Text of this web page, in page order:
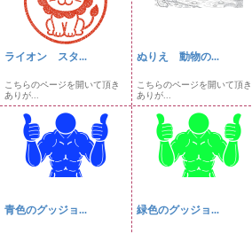
ライオン スタ...
こちらのページを開いて頂き
ありが...
ぬりえ 動物の...
こちらのページを開いて頂き
ありが...
青色のグッジョ... 緑色のグッジョ...